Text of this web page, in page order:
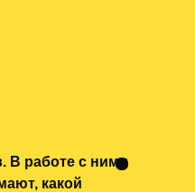
В работе с ними
какой